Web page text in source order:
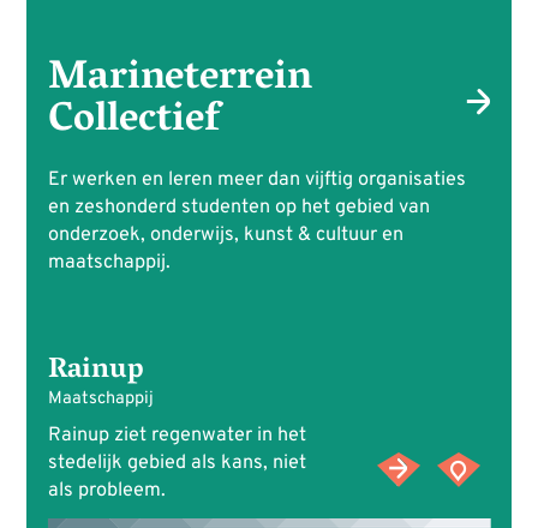
Marineterrein
Collectief
Er werken en leren meer dan vijftig organisaties
en zeshonderd studenten op het gebied van
onderzoek, onderwijs, kunst & cultuur en
maatschappij.
Rainup
Maatschappij
Rainup ziet regenwater in het
stedelijk gebied als kans, niet
als probleem.